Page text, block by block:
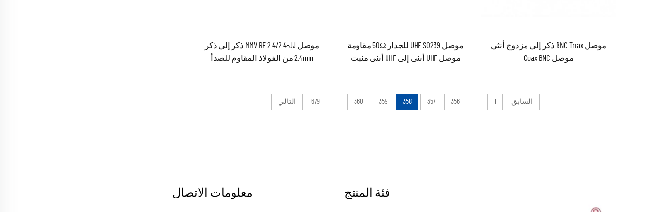
موصل BNC Triax ذكر إلى مزدوج أنثى
موصل Coax BNC
موصل UHF SO239 للجدار 50Ω مقاومة
موصل UHF أنثى إلى UHF أنثى مثبت
موصل MMV RF 2.4/2.4-JJ ذكر إلى ذكر
2.4mm من الفولاذ المقاوم للصدأ
السابق 1
356
357
358
359
360
679 التالي
فئة المنتج معلومات الاتصال